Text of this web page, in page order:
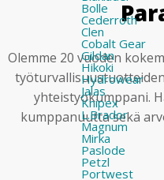
Bolle
Cederroth
Clen
Cobalt Gear
Gildan
Hikoki
Hydrowear
Jalas
Knipex
L.Brador
Magnum
Mirka
Paslode
Petzl
Portwest
Olemme 20 vuoden
yhteistyökumppani.
kumppanuutta sekä